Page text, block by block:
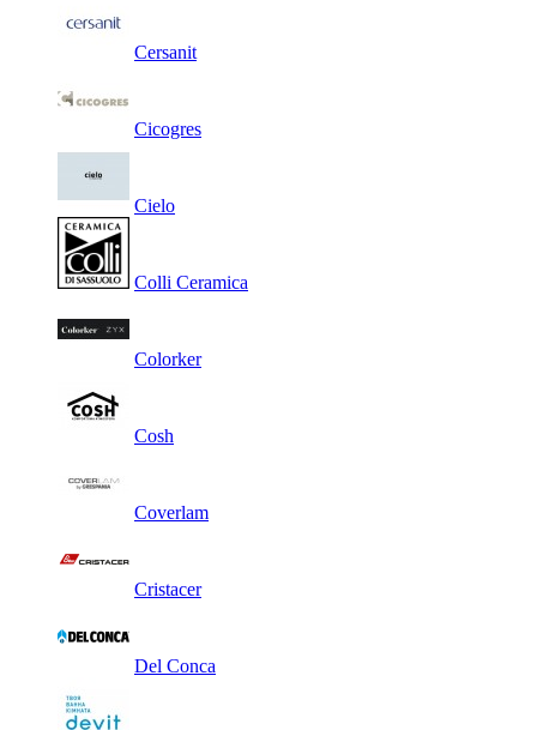
Cersanit
Cicogres
Cielo
Colli Ceramica
Colorker
Cosh
Coverlam
Cristacer
Del Conca